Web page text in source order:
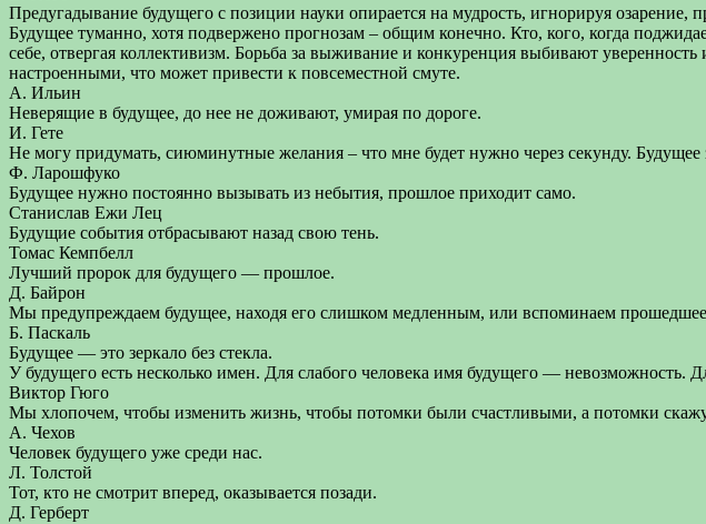
Предугадывание будущего с позиции науки опирается на мудрость, игнорируя озарение,
Будущее туманно, хотя подвержено прогнозам – общим конечно. Кто, кого, когда
себе, отвергая коллективизм. Борьба за выживание и конкуренция выбивают
настроенными, что может привести к повсеместной смуте.
А. Ильин
Неверящие в будущее, до нее не доживают, умирая по дороге.
И. Гете
Не могу придумать, сиюминутные желания – что мне будет нужно через секунду.
Ф. Ларошфуко
Будущее нужно постоянно вызывать из небытия, прошлое приходит само.
Станислав Ежи Лец
Будущие события отбрасывают назад свою тень.
Томас Кемпбелл
Лучший пророк для будущего — прошлое.
Д. Байрон
Мы предупреждаем будущее, находя его слишком медленным, или вспоминаем прошедшее
Б. Паскаль
Будущее — это зеркало без стекла.
У будущего есть несколько имен. Для слабого человека имя будущего —
Виктор Гюго
Мы хлопочем, чтобы изменить жизнь, чтобы потомки были счастливыми, а потомки
А. Чехов
Человек будущего уже среди нас.
Л. Толстой
Тот, кто не смотрит вперед, оказывается позади.
Д. Герберт